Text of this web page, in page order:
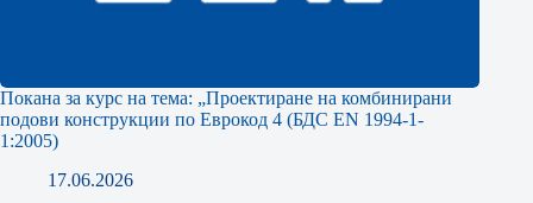
Покана за курс на тема: „Проектиране на комбинирани
подови конструкции по Еврокод 4 (БДС EN 1994-1-
1:2005)
17.06.2026